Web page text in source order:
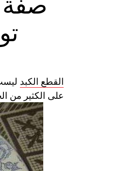
القطع الكبد
على الكثير من